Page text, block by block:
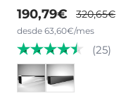
190,79€ 320,65€
desde 63,60€/mes
(25)